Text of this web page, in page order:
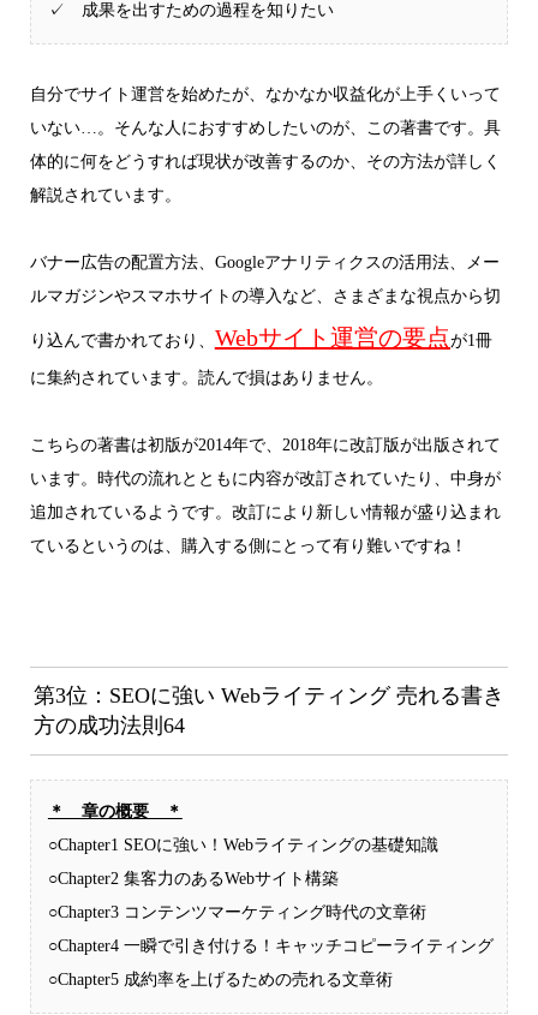
✓ 成果を出すための過程を知りたい
自分でサイト運営を始めたが、なかなか収益化が上手くいって
いない…。そんな人におすすめしたいのが、この著書です。具
体的に何をどうすれば現状が改善するのか、その方法が詳しく
解説されています。
バナー広告の配置方法、Googleアナリティクスの活用法、メー
ルマガジンやスマホサイトの導入など、さまざまな視点から切
り込んで書かれており、 Webサイト運営の要点が1冊
に集約されています。読んで損はありません。
こちらの著書は初版が2014年で、2018年に改訂版が出版されて
います。時代の流れとともに内容が改訂されていたり、中身が
追加されているようです。改訂により新しい情報が盛り込まれ
ているというのは、購入する側にとって有り難いですね！
第3位：SEOに強い Webライティング 売れる書き
方の成功法則64
＊ 章の概要 ＊
○Chapter1 SEOに強い！Webライティングの基礎知識
○Chapter2 集客力のあるWebサイト構築
○Chapter3 コンテンツマーケティング時代の文章術
○Chapter4 一瞬で引き付ける！キャッチコピーライティング
○Chapter5 成約率を上げるための売れる文章術